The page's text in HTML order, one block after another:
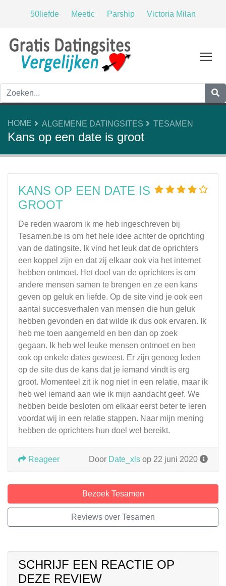
50liefde Meetic Parship Victoria Milan
HOME ALGEMENE DATINGSITES TESAMEN
Kans op een date is groot
KANS OP EEN DATE IS
GROOT
De reden waarom ik me heb ingeschreven bij
Tesamen.be is om het hele idee achter de oprichting
van de datingsite. Ik vind het leuk dat de oprichters
een koppel zijn en dat zij elkaar ook via het internet
hebben ontmoet. Het doel van de oprichters is om
andere mensen samen te brengen en ze een kans
geven op geluk en liefde. Op de site vind je ook een
aantal succesverhalen van mensen die hun geluk
hebben gevonden en dat wilde ik dus ook ervaren. Ik
heb me toen aangemeld en ben dan op zoek
gegaan. Ik heb wel leuke mensen ontmoet en ben
ook op enkele dates geweest. Er zijn genoeg leden
op de site dus de kans dat je iemand vindt is erg
groot. Momenteel zit ik nog niet in een relatie, maar ik
heb wel iemand aan wie ik mijn aandacht geef. We
hebben beide besloten om elkaar eerst beter te leren
voordat wij in een relatie stappen. Naar mijn mening
hebben de oprichters hun doel wel bereikt.
Door Date_xls op 22 juni 2020
Reageer
Bezoek Tesamen
Reviews over Tesamen
SCHRIJF EEN REACTIE OP
DEZE REVIEW